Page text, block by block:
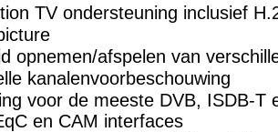
TV ondersteuning inclusief
opnemen/afspelen van
kanalenvoorbeschouwing
voor de meeste DVB, ISDB-T
en CAM interfaces